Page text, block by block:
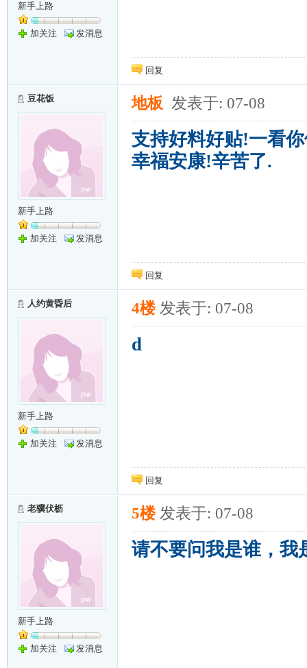
新手上路
加关注 发消息
回复
豆花饭
新手上路
加关注 发消息
地板 发表于: 07-08
支持好料好贴!一看
幸福安康!辛苦了.
回复
人约黄昏后
新手上路
加关注 发消息
4楼 发表于: 07-08
d
回复
老骥伏枥
新手上路
加关注 发消息
5楼 发表于: 07-08
请不要问我是谁，我